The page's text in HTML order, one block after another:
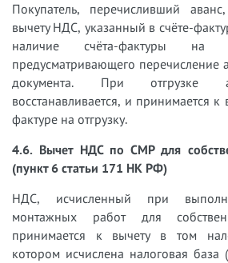
Покупатель, перечисливший
вычету НДС, указанный в счёте-
наличие счёта-фактуры на
предусматривающего перечисление
документа. При отгрузке
восстанавливается, и принимается
фактуре на отгрузку.
4.6. Вычет НДС по СМР для
(пункт 6 статьи 171 НК РФ)
НДС, исчисленный при
монтажных работ для
принимается к вычету в том
котором исчислена налоговая база